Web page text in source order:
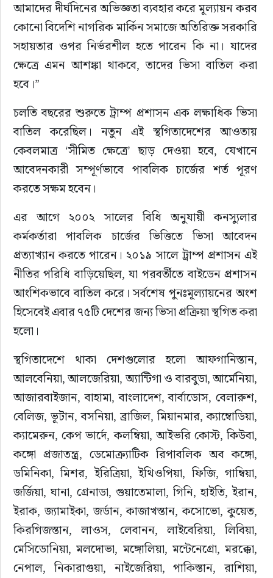
আমাদের দীর্ঘদিনের অভিজ্ঞতা ব্যবহার করে মূল্যায়ন করব
কোনো বিদেশি নাগরিক মার্কিন সমাজে অতিরিক্ত সরকারি
সহায়তার ওপর নির্ভরশীল হতে পারেন কি না। যাদের
ক্ষেত্রে এমন আশঙ্কা থাকবে, তাদের ভিসা বাতিল করা
হবে।”
চলতি বছরের শুরুতে ট্রাম্প প্রশাসন এক লক্ষাধিক ভিসা
বাতিল করেছিল। নতুন এই স্থগিতাদেশের আওতায়
কেবলমাত্র ‘সীমিত ক্ষেত্রে’ ছাড় দেওয়া হবে, যেখানে
আবেদনকারী সম্পূর্ণভাবে পাবলিক চার্জের শর্ত পূরণ
করতে সক্ষম হবেন।
এর আগে ২০০২ সালের বিধি অনুযায়ী কনস্যুলার
কর্মকর্তারা পাবলিক চার্জের ভিত্তিতে ভিসা আবেদন
প্রত্যাখ্যান করতে পারেন। ২০১৯ সালে ট্রাম্প প্রশাসন এই
নীতির পরিধি বাড়িয়েছিল, যা পরবর্তীতে বাইডেন প্রশাসন
আংশিকভাবে বাতিল করে। সর্বশেষ পুনঃমূল্যায়নের অংশ
হিসেবেই এবার ৭৫টি দেশের জন্য ভিসা প্রক্রিয়া স্থগিত করা
হলো।
স্থগিতাদেশে থাকা দেশগুলোর হলো আফগানিস্তান,
আলবেনিয়া, আলজেরিয়া, অ্যান্টিগা ও বারবুডা, আর্মেনিয়া,
আজারবাইজান, বাহামা, বাংলাদেশ, বার্বাডোস, বেলারুশ,
বেলিজ, ভূটান, বসনিয়া, ব্রাজিল, মিয়ানমার, ক্যাম্বোডিয়া,
ক্যামেরুন, কেপ ভার্দে, কলম্বিয়া, আইভরি কোস্ট, কিউবা,
কঙ্গো প্রজাতন্ত্র, ডেমোক্র্যাটিক রিপাবলিক অব কঙ্গো,
ডমিনিকা, মিশর, ইরিত্রিয়া, ইথিওপিয়া, ফিজি, গাম্বিয়া,
জর্জিয়া, ঘানা, গ্রেনাডা, গুয়াতেমালা, গিনি, হাইতি, ইরান,
ইরাক, জ্যামাইকা, জর্ডান, কাজাখস্তান, কসোভো, কুয়েত,
কিরগিজস্তান, লাওস, লেবানন, লাইবেরিয়া, লিবিয়া,
মেসিডোনিয়া, মলদোভা, মঙ্গোলিয়া, মন্টেনেগ্রো, মরক্কো,
নেপাল, নিকারাগুয়া, নাইজেরিয়া, পাকিস্তান, রাশিয়া,